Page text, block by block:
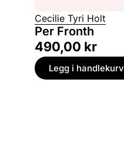
Cecilie Tyri Holt
Per Fronth
490,00 kr
Legg i handlekurv